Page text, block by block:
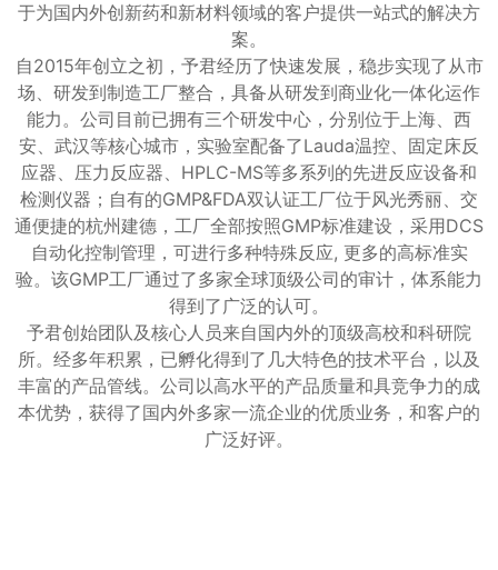
于为国内外创新药和新材料领域的客户提供一站式的解决方
案。
自2015年创立之初，予君经历了快速发展，稳步实现了从市
场、研发到制造工厂整合，具备从研发到商业化一体化运作
能力。公司目前已拥有三个研发中心，分别位于上海、西
安、武汉等核心城市，实验室配备了Lauda温控、固定床反
应器、压力反应器、HPLC-MS等多系列的先进反应设备和
检测仪器；自有的GMP&FDA双认证工厂位于风光秀丽、交
通便捷的杭州建德，工厂全部按照GMP标准建设，采用DCS
自动化控制管理，可进行多种特殊反应, 更多的高标准实
验。该GMP工厂通过了多家全球顶级公司的审计，体系能力
得到了广泛的认可。
予君创始团队及核心人员来自国内外的顶级高校和科研院
所。经多年积累，已孵化得到了几大特色的技术平台，以及
丰富的产品管线。公司以高水平的产品质量和具竞争力的成
本优势，获得了国内外多家一流企业的优质业务，和客户的
广泛好评。